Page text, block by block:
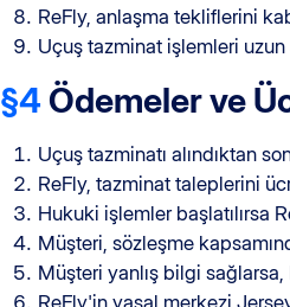
ReFly, anlaşma tekliflerini
Uçuş tazminat işlemleri uzun
§4 Ödemeler ve
Uçuş tazminatı alındıktan
ReFly, tazminat taleplerini
Hukuki işlemler başlatılırsa
Müşteri, sözleşme
Müşteri yanlış bilgi
ReFly'in yasal merkezi